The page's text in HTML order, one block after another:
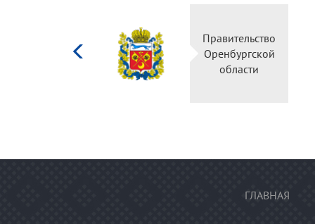
Министерство
культуры
Российской
федерации
ГЛАВНАЯ